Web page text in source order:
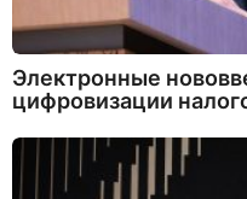
Электронные
цифровизации